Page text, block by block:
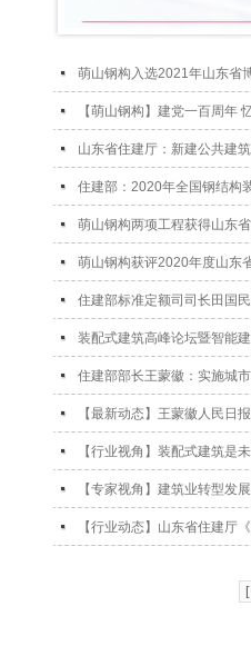
萌山钢构入选2021年山东省
【萌山钢构】建党一百周年
山东省住建厅：新建公共建
住建部：2020年全国钢结构
萌山钢构两项工程获得山东
萌山钢构获评2020年度山东
住建部标准定额司司长田国
装配式建筑高峰论坛暨智能
住建部部长王蒙徽：实施城
【最新动态】王蒙徽人民日
【行业视角】装配式建筑是
【专家视角】建筑业转型发
【行业动态】山东省住建厅